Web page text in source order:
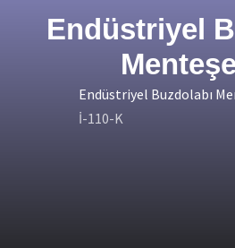
Endüstriyel
Endüstriyel Buzdolabı
İ-110-K